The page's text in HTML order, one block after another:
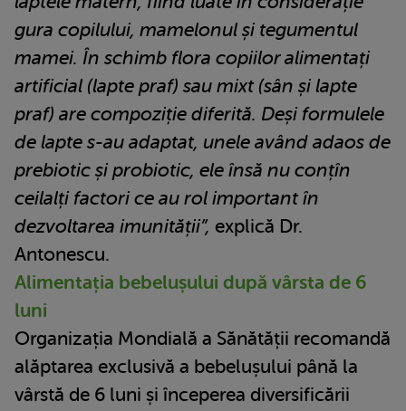
gura copilului, mamelonul și tegumentul
mamei. În schimb flora copiilor alimentați
artificial (lapte praf) sau mixt (sân și lapte
praf) are compoziție diferită. Deși formulele
de lapte s-au adaptat, unele având adaos de
prebiotic și probiotic, ele însă nu conțîn
ceilalți factori ce au rol important în
dezvoltarea imunității”, explică Dr.
Antonescu.
Alimentația bebelușului după vârsta de 6
luni
Organizația Mondială a Sănătății recomandă
alăptarea exclusivă a bebelușului până la
vârstă de 6 luni și începerea diversificării